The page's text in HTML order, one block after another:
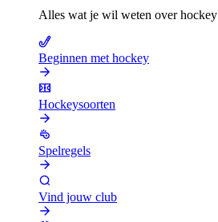
Alles wat je wil weten over hockey
Beginnen met hockey
Hockeysoorten
Spelregels
Vind jouw club